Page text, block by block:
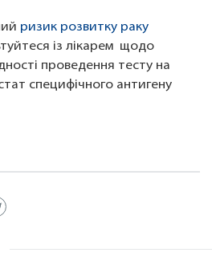
ризик розвитку раку
із лікарем щодо
проведення тесту на
специфічного антигену